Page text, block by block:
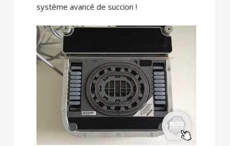
système avancé de succion !